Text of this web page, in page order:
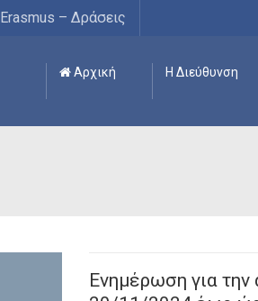
Erasmus – Δράσεις
Αρχική Η Διεύθυνση
Ενημέρωση για την